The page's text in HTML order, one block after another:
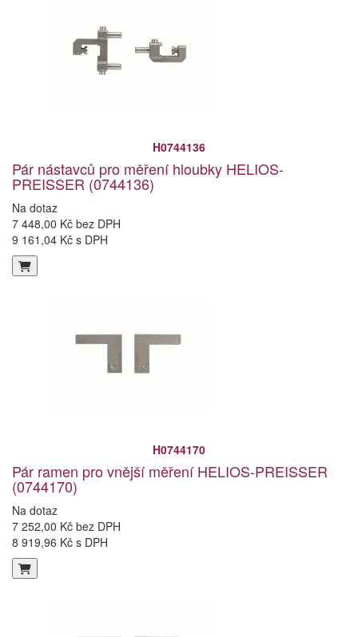
H0744136
Pár nástavců pro měření hloubky HELIOS-
PREISSER (0744136)
Na dotaz
7 448,00 Kč bez DPH
9 161,04 Kč s DPH
H0744170
Pár ramen pro vnější měření HELIOS-PREISSER
(0744170)
Na dotaz
7 252,00 Kč bez DPH
8 919,96 Kč s DPH